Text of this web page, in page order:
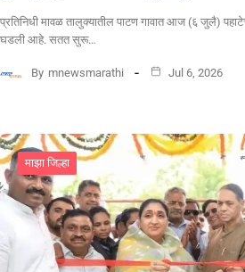
​प्रतिनिधी मावळ तालुक्यातील पाटण गावात आज (६ जुलै)
घडली आहे. सतत सुरू…
By mnewsmarathi Jul 6, 2026
माझा जिल्हा